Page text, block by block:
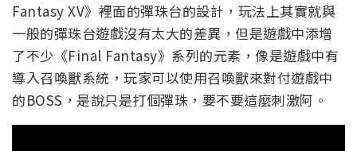
Fantasy XV》裡面的彈珠台的設計，玩法上其實就與
一般的彈珠台遊戲沒有太大的差異，但是遊戲中添增
了不少《Final Fantasy》系列的元素，像是遊戲中有
導入召喚獸系統，玩家可以使用召喚獸來對付遊戲中
的BOSS，是說只是打個彈珠，要不要這麼刺激阿。